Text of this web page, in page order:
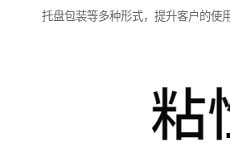
托盘包装等多种形式，提升客户的使